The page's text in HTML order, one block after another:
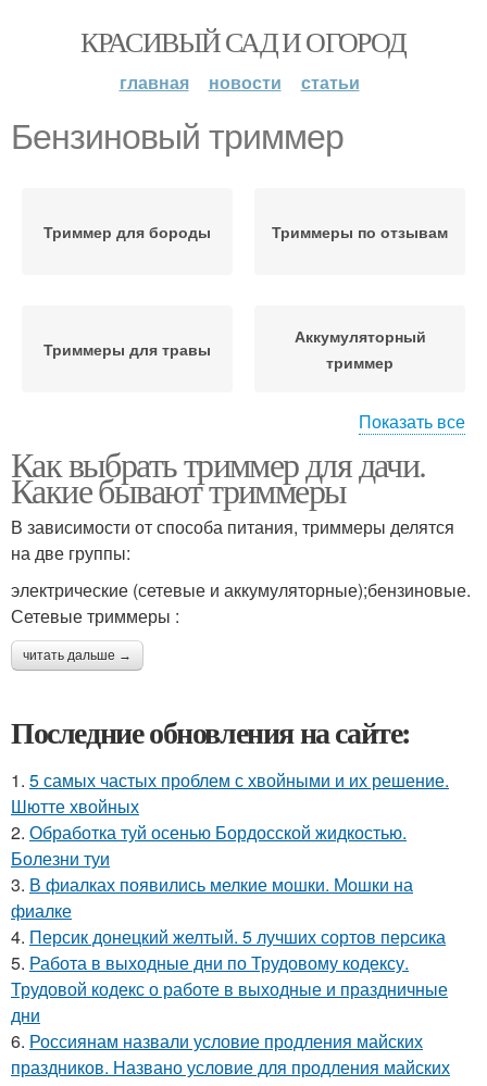
КРАСИВЫЙ САД И ОГОРОД
главная новости статьи
Бензиновый триммер
Триммер для бороды Триммеры по отзывам
Триммеры для травы
Аккумуляторный
триммер
Триммеры для
удаления
Показать все
Как выбрать триммер для дачи.
Какие бывают триммеры
В зависимости от способа питания, триммеры делятся
на две группы:
электрические (сетевые и аккумуляторные);бензиновые.
Сетевые триммеры :
читать дальше →
Последние обновления на сайте:
1. 5 самых частых проблем с хвойными и их решение.
Шютте хвойных
2. Обработка туй осенью Бордосской жидкостью.
Болезни туи
3. В фиалках появились мелкие мошки. Мошки на
фиалке
4. Персик донецкий желтый. 5 лучших сортов персика
5. Работа в выходные дни по Трудовому кодексу.
Трудовой кодекс о работе в выходные и праздничные
дни
6. Россиянам назвали условие продления майских
праздников. Названо условие для продления майских